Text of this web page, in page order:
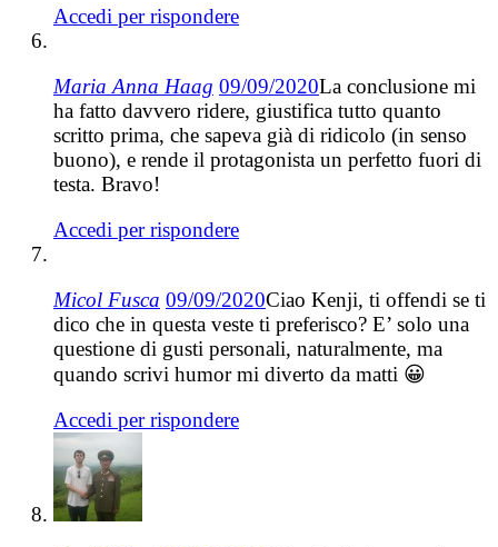
Accedi per rispondere
Maria Anna Haag 09/09/2020La conclusione mi
ha fatto davvero ridere, giustifica tutto quanto
scritto prima, che sapeva già di ridicolo (in senso
buono), e rende il protagonista un perfetto fuori di
testa. Bravo!
Accedi per rispondere
Micol Fusca 09/09/2020Ciao Kenji, ti offendi se ti
dico che in questa veste ti preferisco? E’ solo una
questione di gusti personali, naturalmente, ma
quando scrivi humor mi diverto da matti 😀
Accedi per rispondere